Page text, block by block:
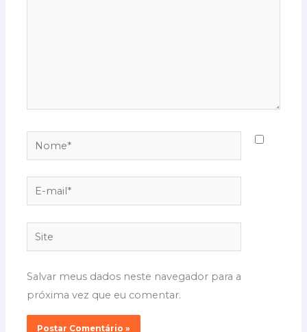
Nome*
E-
mail*
Site
Salvar meus dados neste navegador para a
próxima vez que eu comentar.